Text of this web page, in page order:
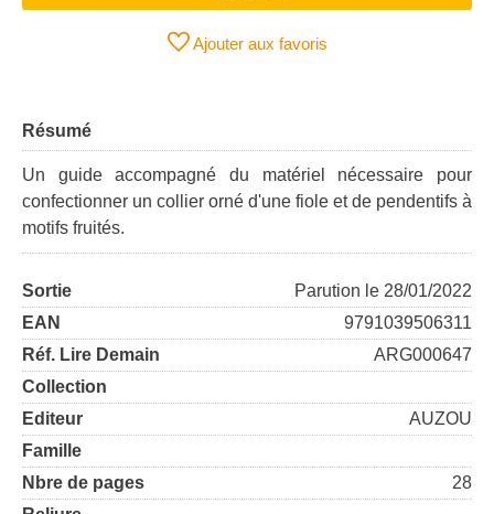
Ajouter aux favoris
Résumé
Un guide accompagné du matériel nécessaire pour
confectionner un collier orné d'une fiole et de pendentifs à
motifs fruités.
Sortie
Parution le 28/01/2022
EAN
9791039506311
Réf. Lire Demain
ARG000647
Collection
Editeur
AUZOU
Famille
Nbre de pages
28